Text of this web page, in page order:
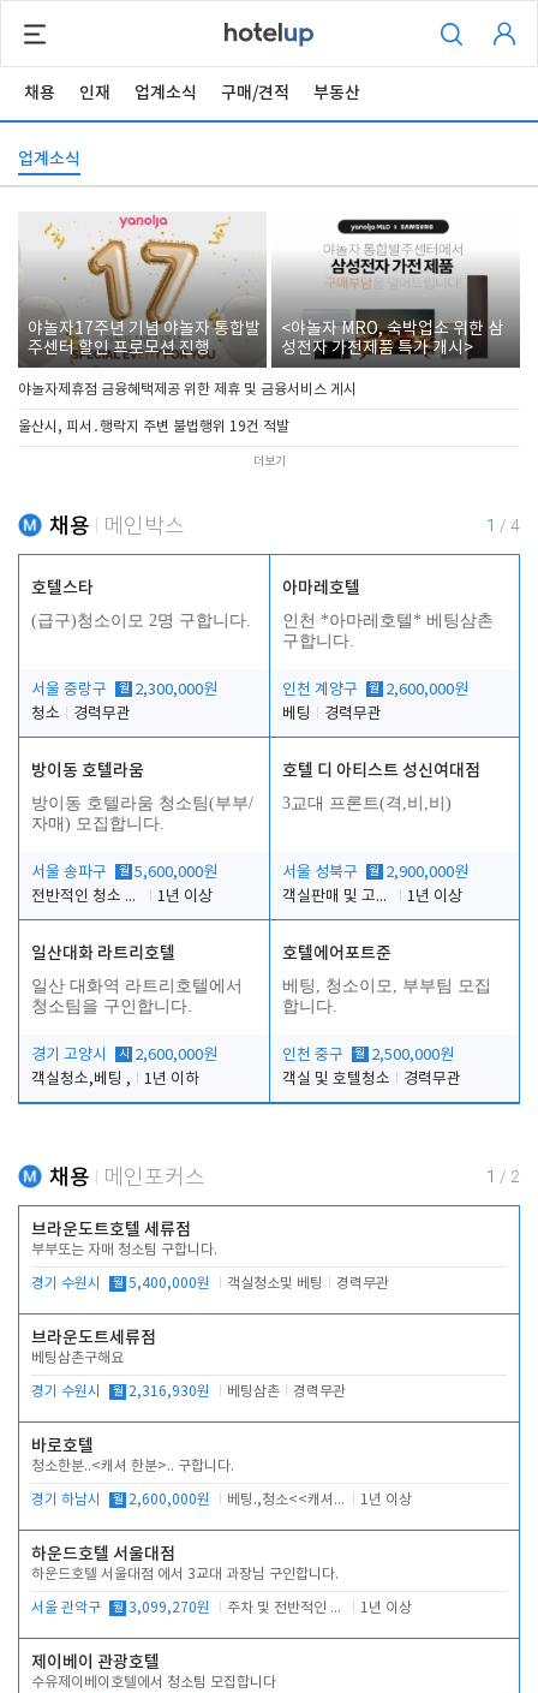
채용 인재 업계소식 구매/견적 부동산
업계소식
야놀자17주년 기념 야놀자 통합발
주센터 할인 프로모션 진행
<야놀자 MRO, 숙박업소 위한 삼
성전자 가전제품 특가 개시>
야놀자제휴점 금융혜택제공 위한 제휴 및 금융서비스 게시
울산시, 피서․행락지 주변 불법행위 19건 적발
더보기
채용 메인박스 1 / 4
호텔스타
(급구)청소이모 2명 구합니다.
서울 중랑구 월 2,300,000원
청소
경력무관
아마레호텔
인천 *아마레호텔* 베팅삼촌
구합니다.
인천 계양구 월 2,600,000원
베팅
경력무관
방이동 호텔라움
방이동 호텔라움 청소팀(부부/
자매) 모집합니다.
서울 송파구 월 5,600,000원
전반적인 청소 업무(객실청소.객실정리)
1년 이상
호텔 디 아티스트 성신여대점
3교대 프론트(격,비,비)
서울 성북구 월 2,900,000원
객실판매 및 고객응대
1년 이상
일산대화 라트리호텔
일산 대화역 라트리호텔에서
청소팀을 구인합니다.
경기 고양시 시
2,600,000원
객실청소,베팅 ,
1년 이하
호텔에어포트준
베팅, 청소이모, 부부팀 모집
합니다.
인천 중구 월 2,500,000원
객실 및 호텔청소
경력무관
채용 메인포커스 1 / 2
브라운도트호텔 세류점
부부또는 자매 청소팀 구합니다.
경기 수원시 월 5,400,000원 객실청소및 베팅 경력무관
브라운도트세류점
베팅삼촌구해요
경기 수원시 월 2,316,930원 베팅삼촌 경력무관
바로호텔
청소한분..<캐셔 한분>.. 구합니다.
경기 하남시 월 2,600,000원 베팅.,청소<<캐셔 모셔봅니다. 1년 이상
하운드호텔 서울대점
하운드호텔 서울대점 에서 3교대 과장님 구인합니다.
서울 관악구 월 3,099,270원 주차 및 전반적인 당번업무 1년 이상
제이베이 관광호텔
수유제이베이호텔에서 청소팀 모집합니다